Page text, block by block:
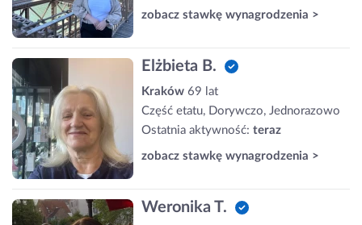
zobacz stawkę wynagrodzenia >
Elżbieta B.
Kraków 69 lat
Część etatu, Dorywczo, Jednorazowo
Ostatnia aktywność: teraz
zobacz stawkę wynagrodzenia >
Weronika T.